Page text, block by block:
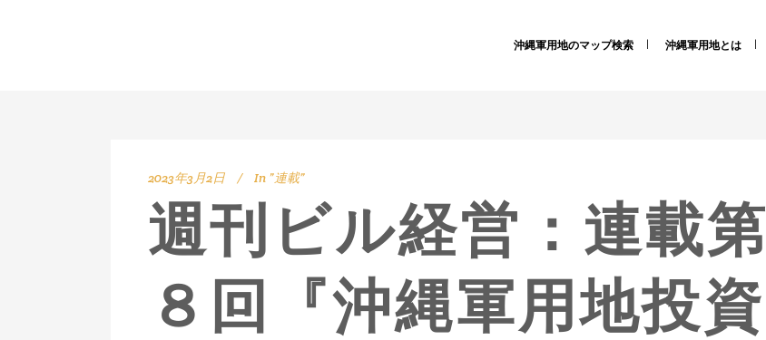
沖縄軍用地のマップ検索 沖縄軍用地とは
2023年3月2日 In ”連載”
週刊ビル経営：連載第
８回『沖縄軍用地投資